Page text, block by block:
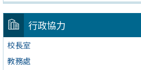
行政協力
校長室
教務處